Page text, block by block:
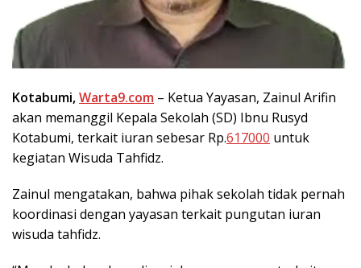
Kotabumi,Warta9.com – Ketua Yayasan, Zainul Arifin
akan memanggil Kepala Sekolah (SD) Ibnu Rusyd
Kotabumi, terkait iuran sebesar Rp.617000 untuk
kegiatan Wisuda Tahfidz.
Zainul mengatakan, bahwa pihak sekolah tidak pernah
koordinasi dengan yayasan terkait pungutan iuran
wisuda tahfidz.